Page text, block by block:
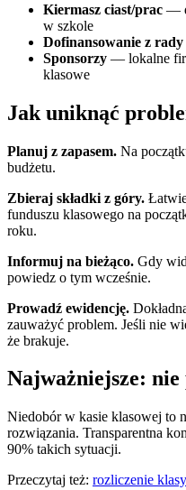
Kiermasz ciast/prac —
w szkole
Dofinansowanie z
Sponsorzy — lokalne
klasowe
Jak uniknąć
Planuj z zapasem. Na
budżetu.
Zbieraj składki z góry.
funduszu klasowego na
roku.
Informuj na bieżąco. Gdy
powiedz o tym wcześnie.
Prowadź ewidencję.
zauważyć problem. Jeśli nie
że brakuje.
Najważniejsze:
Niedobór w kasie klasowej to
rozwiązania. Transparentna
90% takich sytuacji.
Przeczytaj też: rozliczenie